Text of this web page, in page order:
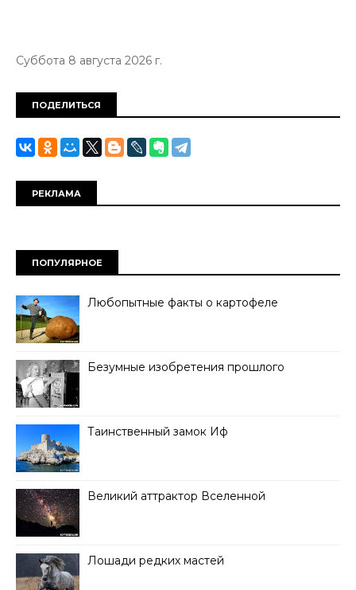
Суббота 8 августа 2026 г.
ПОДЕЛИТЬСЯ
РЕКЛАМА
ПОПУЛЯРНОЕ
Любопытные факты о картофеле
Безумные изобретения прошлого
Таинственный замок Иф
Великий аттрактор Вселенной
Лошади редких мастей